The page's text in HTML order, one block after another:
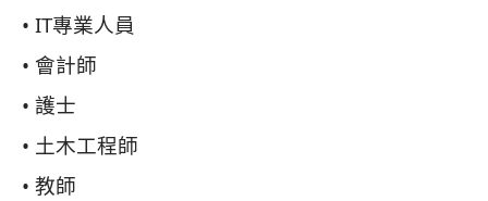
• IT專業人員
• 會計師
• 護士
• 土木工程師
• 教師